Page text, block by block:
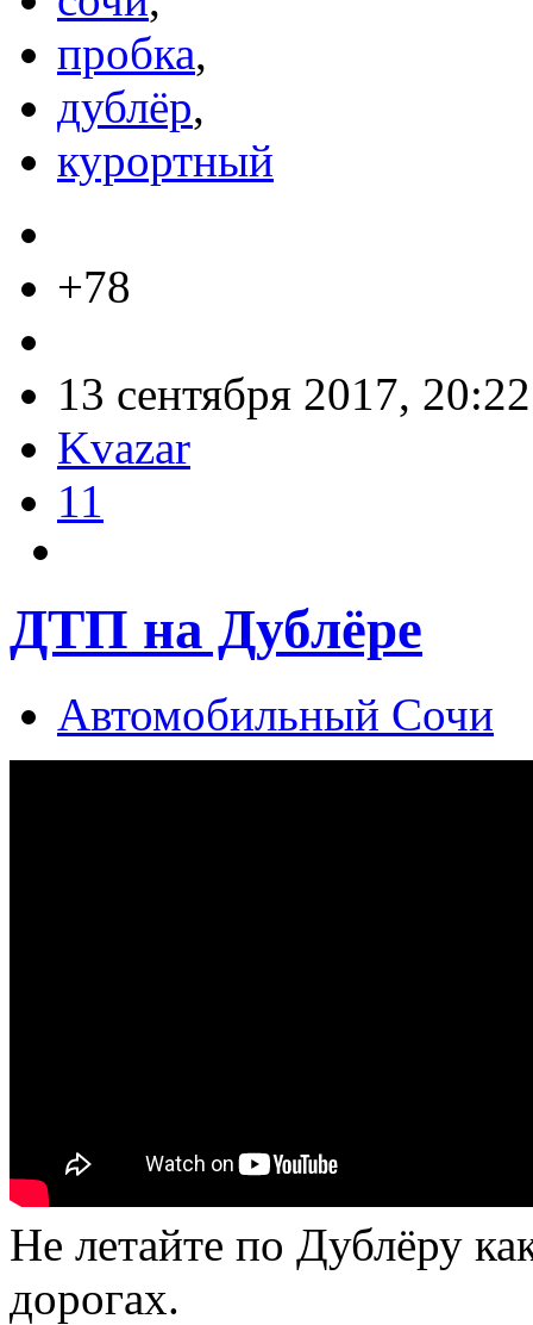
пробка,
дублёр,
курортный
+78
13 сентября 2017, 20:22
Kvazar
11
ДТП на Дублёре
Автомобильный Сочи
Не летайте по Дублёру
дорогах.